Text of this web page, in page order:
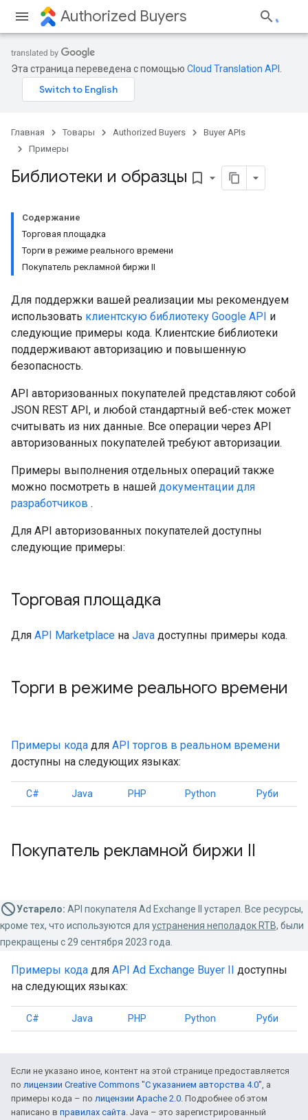
Authorized Buyers
Эта страница переведена с помощью Cloud Translation API
Главная Товары Authorized Buyers
Buyer APIs
Примеры
Библиотеки и образцы bookmark_border
Содержание
Торговая площадка
Торги в режиме реального времени
Покупатель рекламной биржи II
Для поддержки вашей реализации мы рекомендуем
использовать клиентскую библиотеку Google API и
следующие примеры кода. Клиентские библиотеки
поддерживают авторизацию и повышенную
безопасность.
API авторизованных покупателей представляют собой
JSON REST API, и любой стандартный веб-стек может
считывать из них данные. Все операции через API
авторизованных покупателей требуют авторизации.
Примеры выполнения отдельных операций также
можно посмотреть в нашей документации для
разработчиков .
Для API авторизованных покупателей доступны
следующие примеры:
Торговая площадка
Для API Marketplace на Java доступны примеры кода.
Торги в режиме реального времени
Примеры кода для API торгов в реальном времени
доступны на следующих языках:
C# Java PHP Python Руби
Покупатель рекламной биржи II
Устарело: API покупателя Ad Exchange II устарел. Все ресурсы,
кроме тех, что используются для устранения неполадок RTB, были
прекращены с 29 сентября 2023 года.
Примеры кода для API Ad Exchange Buyer II доступны
на следующих языках:
C# Java PHP Python Руби
Если не указано иное, контент на этой странице предоставляется
по лицензии Creative Commons "С указанием авторства 4.0", а
примеры кода – по лицензии Apache 2.0. Подробнее об этом
написано в правилах сайта. Java – это зарегистрированный